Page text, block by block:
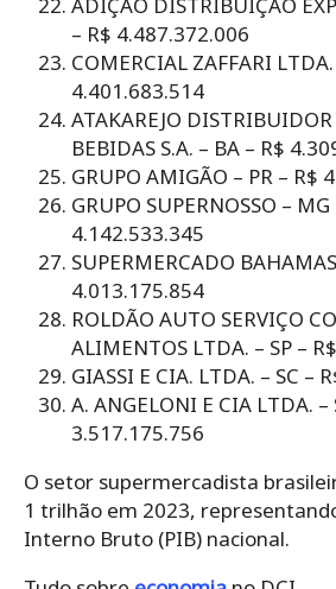
– R$ 4.487.372.006
COMERCIAL ZAFFARI LTDA.
4.401.683.514
ATAKAREJO
BEBIDAS S.A. – BA – R$
GRUPO AMIGÃO – PR – R$
GRUPO SUPERNOSSO – MG
4.142.533.345
SUPERMERCADO
4.013.175.854
ROLDÃO AUTO SERVIÇO
ALIMENTOS LTDA. – SP –
GIASSI E CIA. LTDA. – SC –
A. ANGELONI E CIA LTDA. –
3.517.175.756
O setor supermercadista
1 trilhão em 2023,
Interno Bruto (PIB) nacional.